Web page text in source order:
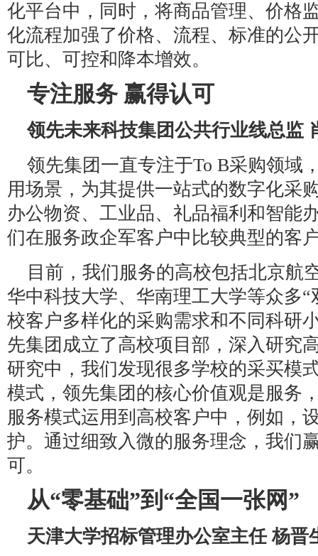
化平台中，同时，将商品管理、价格
化流程加强了价格、流程、标准的公
可比、可控和降本增效。
专注服务 赢得认可
领先未来科技集团公共行业线总监
领先集团一直专注于To B采购领域
用场景，为其提供一站式的数字化采
办公物资、工业品、礼品福利和智能
们在服务政企军客户中比较典型的客
目前，我们服务的高校包括北京航
华中科技大学、华南理工大学等众多
校客户多样化的采购需求和不同科研
先集团成立了高校项目部，深入研究
研究中，我们发现很多学校的采买模
模式，领先集团的核心价值观是服务
服务模式运用到高校客户中，例如，
护。通过细致入微的服务理念，我们
可。
从“零基础”到“全国一张网”
天津大学招标管理办公室主任 杨晋